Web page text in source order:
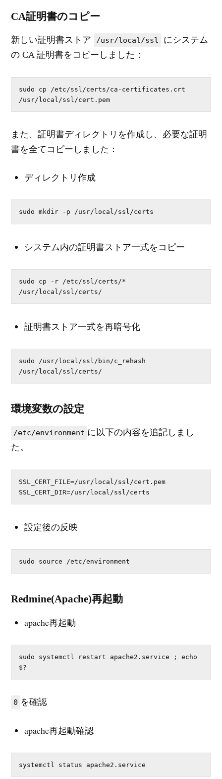
CA証明書のコピー
新しい証明書ストア /usr/local/ssl
にシステム
の CA 証明書をコピーしました：
sudo cp /etc/ssl/certs/ca-certificates.crt
/usr/local/ssl/cert.pem
また、証明書ディレクトリを作成し、必要な証明
書を全てコピーしました：
ディレクトリ作成
sudo mkdir -p /usr/local/ssl/certs
システム内の証明書ストア一式をコピー
sudo cp -r /etc/ssl/certs/*
/usr/local/ssl/certs/
証明書ストア一式を再暗号化
sudo /usr/local/ssl/bin/c_rehash
/usr/local/ssl/certs/
環境変数の設定
/etc/environment に以下の内容を追記しまし
た。
SSL_CERT_FILE=/usr/local/ssl/cert.pem
SSL_CERT_DIR=/usr/local/ssl/certs
設定後の反映
sudo source /etc/environment
Redmine(Apache)再起動
apache再起動
sudo systemctl restart apache2.service ; echo
$?
0 を確認
apache再起動確認
systemctl status apache2.service